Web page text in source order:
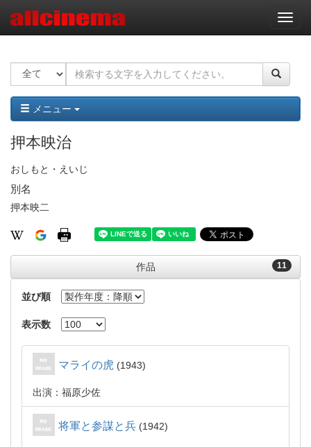
ナ
ビ
ー
ョ
ン
メニュー
押本映治
おしもと・えいじ
別名
押本映二
11
作品
並び順
表示数
マライの虎 1943
出演：福原少佐
将軍と参謀と兵 1942